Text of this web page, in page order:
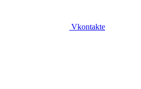
Vkontakte